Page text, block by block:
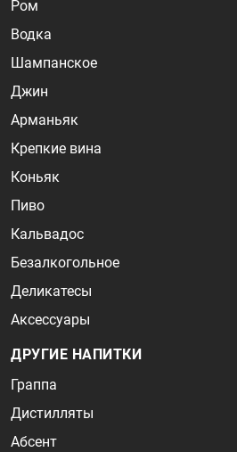
Ром
Водка
Шампанское
Джин
Арманьяк
Крепкие вина
Коньяк
Пиво
Кальвадос
Безалкогольное
Деликатесы
Аксессуары
ДРУГИЕ НАПИТКИ
Граппа
Дистилляты
Абсент